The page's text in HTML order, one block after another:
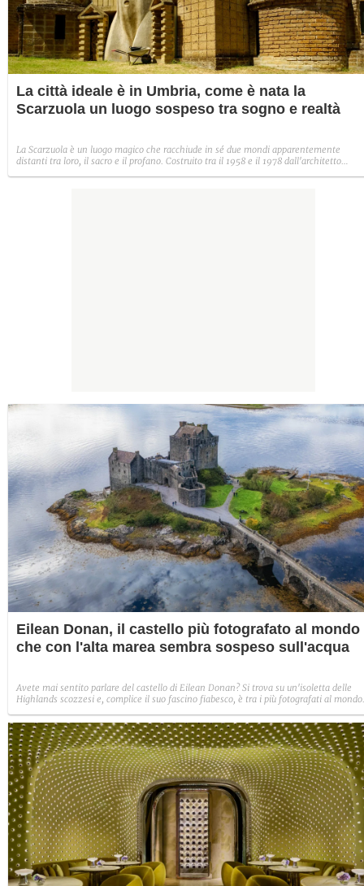
La città ideale è in Umbria, come è nata la
Scarzuola un luogo sospeso tra sogno e realtà
La Scarzuola è un luogo magico che racchiude in sé due mondi apparentemente
distanti tra loro, il sacro e il profano. Costruito tra il 1958 e il 1978 dall'architetto
Eilean Donan, il castello più fotografato al mondo
che con l'alta marea sembra sospeso sull'acqua
Avete mai sentito parlare del castello di Eilean Donan? Si trova su un'isoletta delle
Highlands scozzesi e, complice il suo fascino fiabesco, è tra i più fotografati al mondo.